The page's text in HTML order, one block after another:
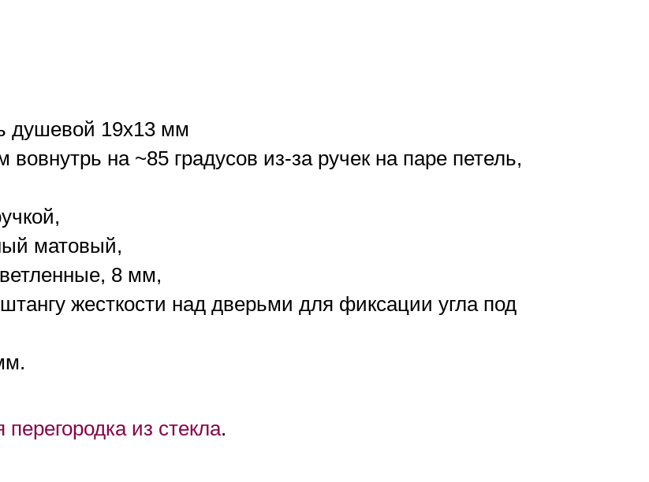
душевой 19х13 мм
на ~85 градусов из-за ручек на паре петель,
матовый,
8 мм,
жесткости над дверьми для фиксации угла под
из стекла.